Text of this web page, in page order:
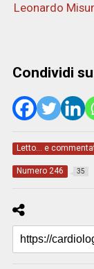
Leonardo
Condividi
Letto... e
Numero 246 35